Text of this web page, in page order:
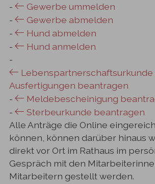
-
Gewerbe ummelden
-
Gewerbe abmelden
-
Hund abmelden
-
Hund anmelden
-
Lebenspartnerschaftsurkunde
Ausfertigungen beantragen
-
Meldebescheinigung
-
Sterbeurkunde beantragen
Alle Anträge die Online
können, können darüber hinaus
direkt vor Ort im Rathaus im
Gespräch mit den
Mitarbeitern gestellt werden.